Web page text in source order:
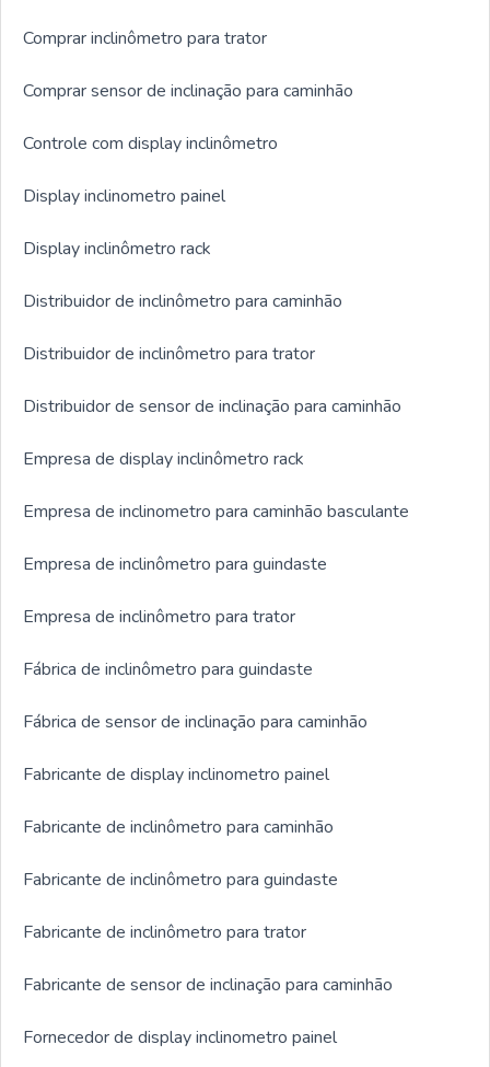
Comprar inclinômetro para trator
Comprar sensor de inclinação para caminhão
Controle com display inclinômetro
Display inclinometro painel
Display inclinômetro rack
Distribuidor de inclinômetro para caminhão
Distribuidor de inclinômetro para trator
Distribuidor de sensor de inclinação para caminhão
Empresa de display inclinômetro rack
Empresa de inclinometro para caminhão basculante
Empresa de inclinômetro para guindaste
Empresa de inclinômetro para trator
Fábrica de inclinômetro para guindaste
Fábrica de sensor de inclinação para caminhão
Fabricante de display inclinometro painel
Fabricante de inclinômetro para caminhão
Fabricante de inclinômetro para guindaste
Fabricante de inclinômetro para trator
Fabricante de sensor de inclinação para caminhão
Fornecedor de display inclinometro painel